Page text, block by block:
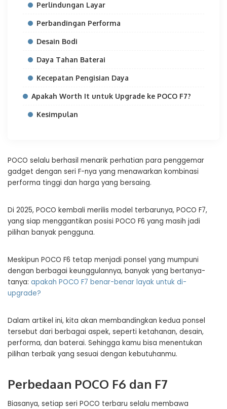
Perlindungan Layar
Perbandingan Performa
Desain Bodi
Daya Tahan Baterai
Kecepatan Pengisian Daya
Apakah Worth It untuk Upgrade ke POCO F7?
Kesimpulan
POCO selalu berhasil menarik perhatian para penggemar
gadget dengan seri F-nya yang menawarkan kombinasi
performa tinggi dan harga yang bersaing.
Di 2025, POCO kembali merilis model terbarunya, POCO F7,
yang siap menggantikan posisi POCO F6 yang masih jadi
pilihan banyak pengguna.
Meskipun POCO F6 tetap menjadi ponsel yang mumpuni
dengan berbagai keunggulannya, banyak yang bertanya-
tanya: apakah POCO F7 benar-benar layak untuk di-
upgrade?
Dalam artikel ini, kita akan membandingkan kedua ponsel
tersebut dari berbagai aspek, seperti ketahanan, desain,
performa, dan baterai. Sehingga kamu bisa menentukan
pilihan terbaik yang sesuai dengan kebutuhanmu.
Perbedaan POCO F6 dan F7
Biasanya, setiap seri POCO terbaru selalu membawa